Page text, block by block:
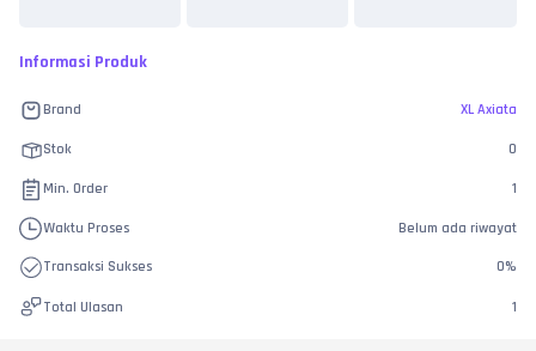
Informasi Produk
Brand XL Axiata
Stok 0
Min. Order 1
Waktu Proses Belum ada riwayat
Transaksi Sukses 0%
Total Ulasan 1